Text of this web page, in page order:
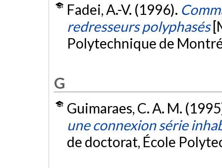
Fadei, A.-V. (1996).
redresseurs polyphasés
Polytechnique de
G
Guimaraes, C. A. M.
une connexion série
de doctorat, École